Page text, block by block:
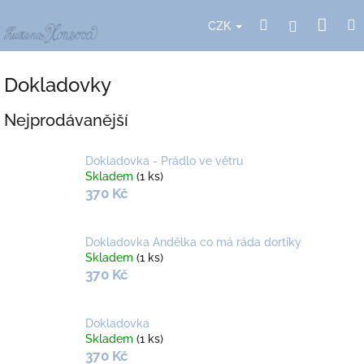
na
obsah
CZK HledatPřihlášení
Dokladovky
Nejprodávanější
Dokladovka - Prádlo ve větru
Skladem (1 ks)
370 Kč
Dokladovka Andělka co má ráda dortíky
Skladem (1 ks)
370 Kč
Dokladovka
Skladem (1 ks)
370 Kč